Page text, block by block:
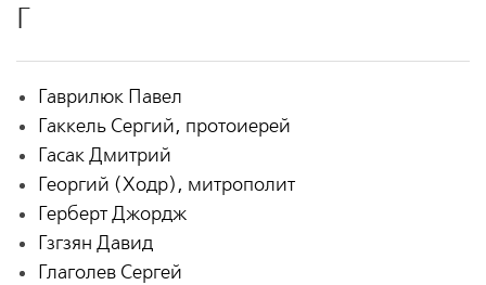
Г
Гаврилюк Павел
Гаккель Сергий, протоиерей
Гасак Дмитрий
Георгий (Ходр), митрополит
Герберт Джордж
Гзгзян Давид
Глаголев Сергей